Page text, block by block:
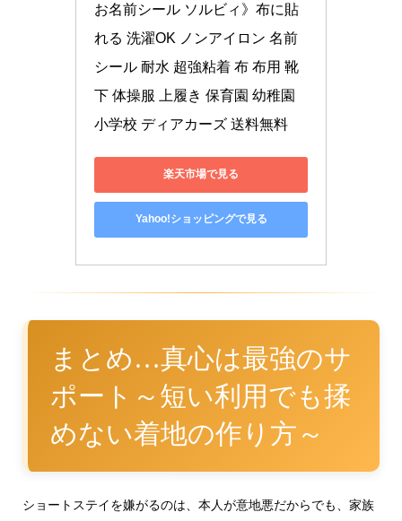
お名前シール ソルビィ》布に貼
れる 洗濯OK ノンアイロン 名前
シール 耐水 超強粘着 布 布用 靴
下 体操服 上履き 保育園 幼稚園
小学校 ディアカーズ 送料無料
楽天市場で見る
Yahoo!ショッピングで見る
まとめ…真心は最強のサ
ポート～短い利用でも揉
めない着地の作り方～
ショートステイを嫌がるのは、本人が意地悪だからでも、家族